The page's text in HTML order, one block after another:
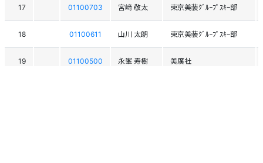
17 01100703 宮﨑 敬太 東京美装ｸﾞﾙｰﾌﾟｽｷｰ部
18 01100611 山川 太朗 東京美装ｸﾞﾙｰﾌﾟｽｷｰ部
19 01100500 永峯 寿樹 美廣社